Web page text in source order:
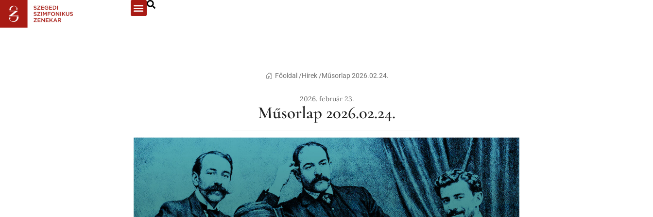
Főoldal /Hírek /Műsorlap 2026.02.24.
2026. február 23.
Műsorlap 2026.02.24.